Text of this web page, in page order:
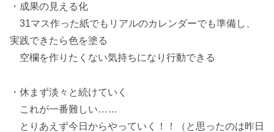
・成果の見える化
31マス作った紙でもリアルのカレンダーでも準備し、
実践できたら色を塗る
空欄を作りたくない気持ちになり行動できる
・休まず淡々と続けていく
これが一番難しい……
とりあえず今日からやっていく！！（と思ったのは昨日